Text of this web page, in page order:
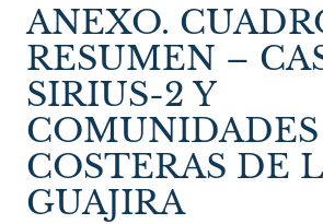
ANEXO.
RESUMEN –
SIRIUS-2 Y
COMUNIDADES
COSTERAS DE
GUAJIRA